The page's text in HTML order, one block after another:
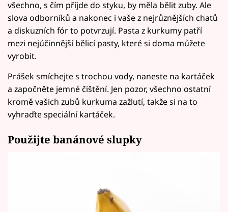
všechno, s čím příjde do styku, by měla bělit zuby. Ale
slova odborníků a nakonec i vaše z nejrůznějších chatů
a diskuzních fór to potvrzují. Pasta z kurkumy patří
mezi nejúčinnější bělicí pasty, které si doma můžete
vyrobit.
Prášek smíchejte s trochou vody, naneste na kartáček
a započněte jemné čištění. Jen pozor, všechno ostatní
kromě vašich zubů kurkuma zažlutí, takže si na to
vyhraďte speciální kartáček.
Použijte banánové slupky